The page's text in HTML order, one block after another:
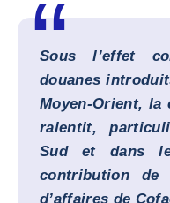
Sous l’effet
douanes
Moyen-Orient, la
ralentit,
Sud et dans
contribution
d’affaires de